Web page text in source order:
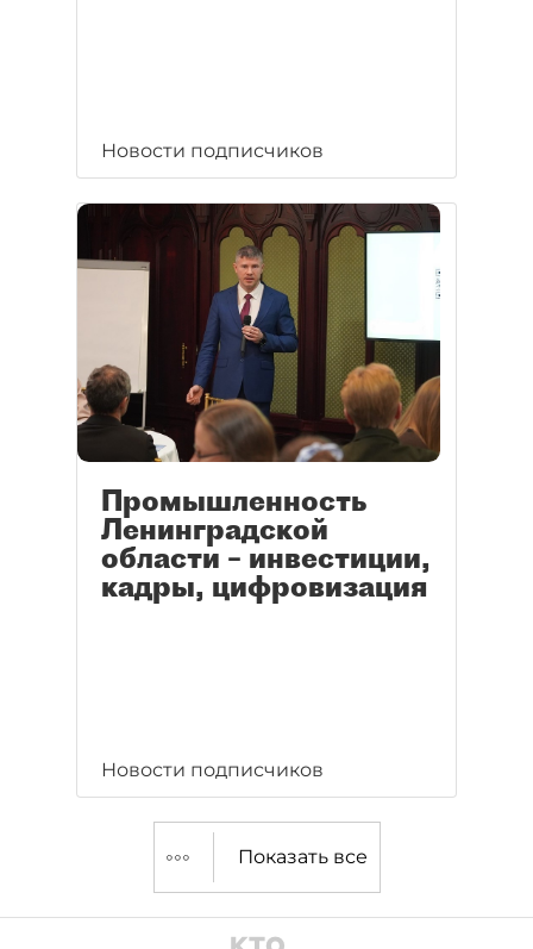
Новости подписчиков
Промышленность
Ленинградской
области – инвестиции,
кадры, цифровизация
Новости подписчиков
Показать все